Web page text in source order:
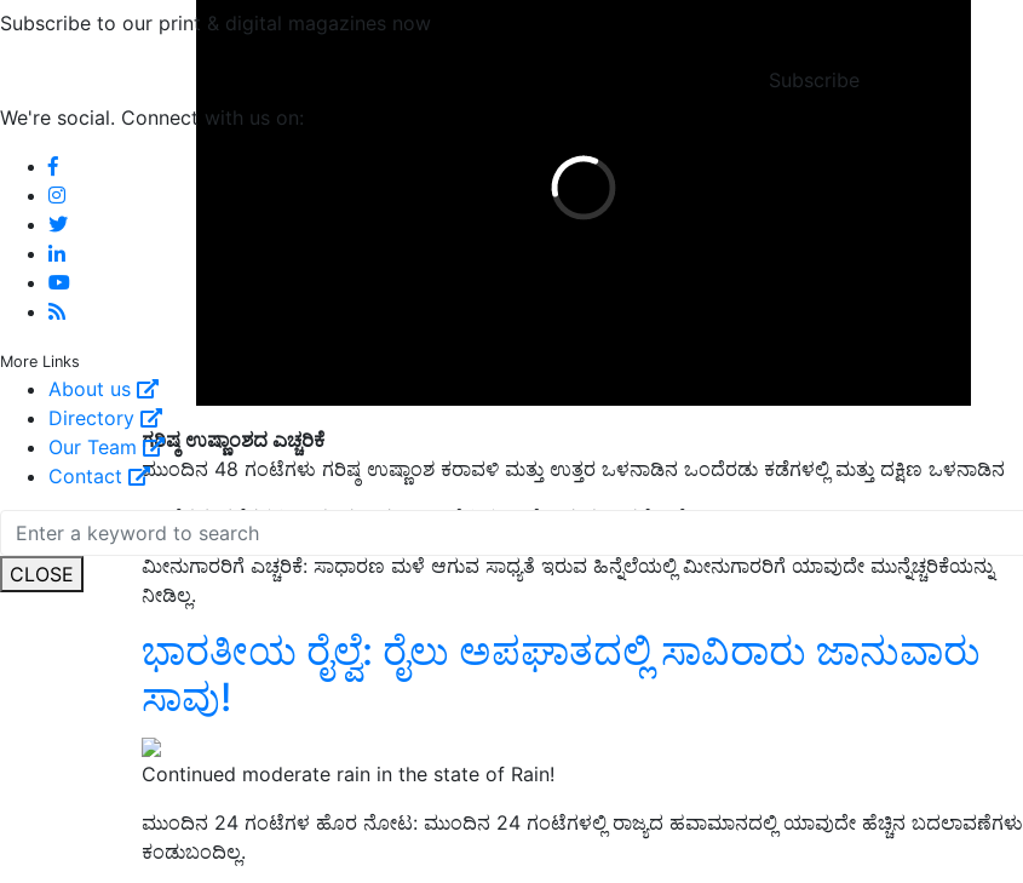
Subscribe to our print & digital magazines now
Subscribe
We're social. Connect with us on:
More Links
About us
Directory
Our Team
Contact
CLOSE
ಗರಿಷ್ಠ ಉಷ್ಣಾಂಶದ ಎಚ್ಚರಿಕೆ
ಮುಂದಿನ 48 ಗಂಟೆಗಳು ಗರಿಷ್ಠ ಉಷ್ಣಾಂಶ ಕರಾವಳಿ ಮತ್ತು ಉತ್ತರ ಒಳನಾಡಿನ ಒಂದೆರಡು ಕಡೆಗಳಲ್ಲಿ ಮತ್ತು ದಕ್ಷಿಣ ಒಳನಾಡಿನ
ಒಂದೆರಡು ಕಡೆಗಳಲ್ಲಿ ಸಾಮಾನ್ಯಕ್ಕಿಂತ 2 ಡಿಗ್ರಿ ಸೆಲ್ಸಿಯಸ್‌ ಹೆಚ್ಚಾಗುವ ಸಾಧ್ಯತೆ ಇದೆ.
ಮೀನುಗಾರರಿಗೆ ಎಚ್ಚರಿಕೆ: ಸಾಧಾರಣ ಮಳೆ ಆಗುವ ಸಾಧ್ಯತೆ ಇರುವ ಹಿನ್ನೆಲೆಯಲ್ಲಿ ಮೀನುಗಾರರಿಗೆ ಯಾವುದೇ ಮುನ್ನೆಚ್ಚರಿಕೆಯನ್ನು
ನೀಡಿಲ್ಲ.
ಭಾರತೀಯ ರೈಲ್ವೆ: ರೈಲು ಅಪಘಾತದಲ್ಲಿ ಸಾವಿರಾರು ಜಾನುವಾರು
ಸಾವು!
Continued moderate rain in the state of Rain!
ಮುಂದಿನ 24 ಗಂಟೆಗಳ ಹೊರ ನೋಟ: ಮುಂದಿನ 24 ಗಂಟೆಗಳಲ್ಲಿ ರಾಜ್ಯದ ಹವಾಮಾನದಲ್ಲಿ ಯಾವುದೇ ಹೆಚ್ಚಿನ ಬದಲಾವಣೆಗಳು
ಕಂಡುಬಂದಿಲ್ಲ.